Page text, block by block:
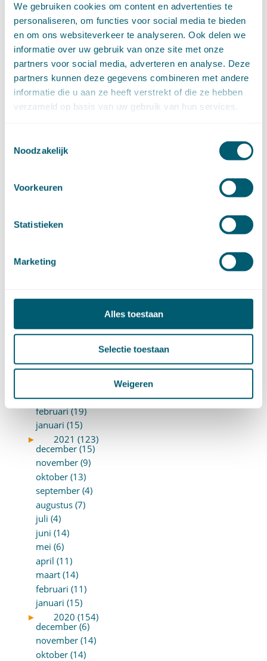
We gebruiken cookies om content en advertenties te
personaliseren, om functies voor social media te bieden
en om ons websiteverkeer te analyseren. Ook delen we
informatie over uw gebruik van onze site met onze
partners voor social media, adverteren en analyse. Deze
partners kunnen deze gegevens combineren met andere
informatie die u aan ze heeft verstrekt of die ze hebben
verzameld op basis van uw gebruik van hun services.
Noodzakelijk
Voorkeuren
Statistieken
Marketing
Alles toestaan
Selectie toestaan
Weigeren
mei (7)
april (18)
maart (17)
februari (17)
januari (18)
►
2023 (177)
december (12)
november (16)
augustus (9)
mei (9)
maart (17)
►
2022 (168)
december (13)
oktober (15)
augustus (4)
mei (11)
maart (16)
februari (19)
januari (15)
►
2021 (123)
december (15)
november (9)
oktober (13)
september (4)
augustus (7)
juli (4)
juni (14)
mei (6)
april (11)
maart (14)
februari (11)
januari (15)
►
2020 (154)
december (6)
november (14)
oktober (14)